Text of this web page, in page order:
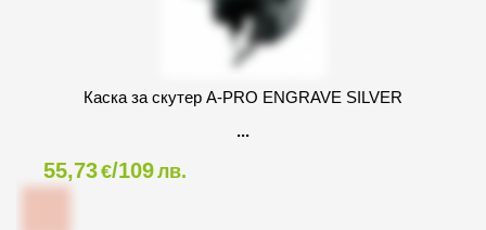
Каска за скутер A-PRO ENGRAVE SILVER
55,73€/109лв.